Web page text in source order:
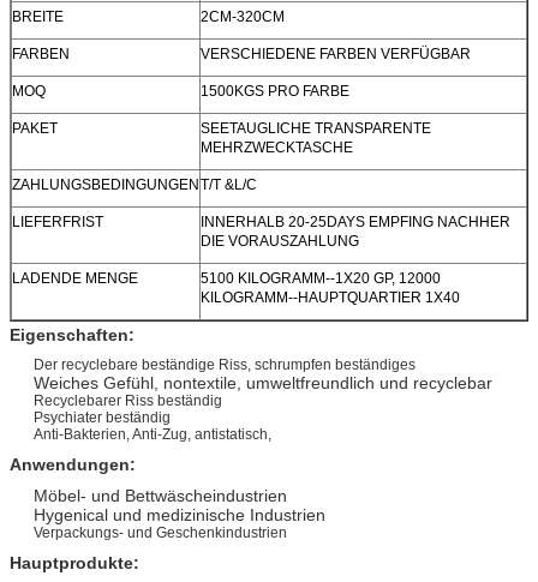
BREITE 2CM-320CM
FARBEN VERSCHIEDENE FARBEN VERFÜGBAR
MOQ 1500KGS PRO FARBE
PAKET
SEETAUGLICHE TRANSPARENTE
MEHRZWECKTASCHE
ZAHLUNGSBEDINGUNGENT/T &L/C
LIEFERFRIST
INNERHALB 20-25DAYS EMPFING NACHHER
DIE VORAUSZAHLUNG
LADENDE MENGE
5100 KILOGRAMM--1X20 GP, 12000
KILOGRAMM--HAUPTQUARTIER 1X40
Eigenschaften:
Der recyclebare beständige Riss, schrumpfen beständiges
Weiches Gefühl, nontextile, umweltfreundlich und recyclebar
Recyclebarer Riss beständig
Psychiater beständig
Anti-Bakterien, Anti-Zug, antistatisch,
Anwendungen:
Möbel- und Bettwäscheindustrien
Hygenical und medizinische Industrien
Verpackungs- und Geschenkindustrien
Hauptprodukte: